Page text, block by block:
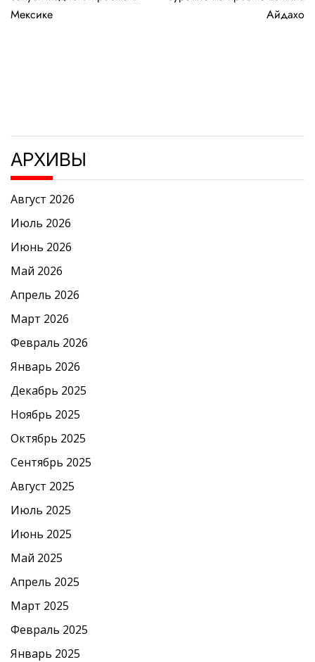
записям
Мексике
Айдахо
АРХИВЫ
Август 2026
Июль 2026
Июнь 2026
Май 2026
Апрель 2026
Март 2026
Февраль 2026
Январь 2026
Декабрь 2025
Ноябрь 2025
Октябрь 2025
Сентябрь 2025
Август 2025
Июль 2025
Июнь 2025
Май 2025
Апрель 2025
Март 2025
Февраль 2025
Январь 2025